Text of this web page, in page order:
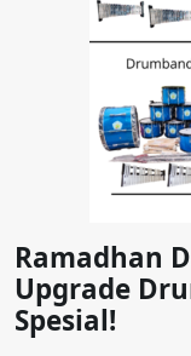
Ramadhan
Upgrade
Spesial!